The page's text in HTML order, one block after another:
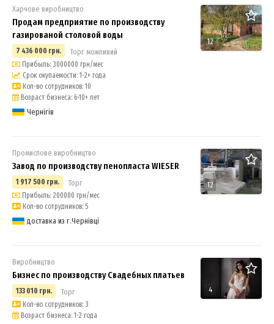
12
Харчове виробництво
Продам предприятие по производству
газированой столовой воды
7 436 000 грн. Торг можливий
Прибыль: 3000000 грн/мес
Срок окупаемости: 1-2+ года
Кол-во сотрудников: 10
Возраст бизнеса: 6-10+ лет
Чернігів
12
Промислове виробництво
Завод по производству пенопласта WIESER
1 917 500 грн. Торг
Прибыль: 200000 грн/мес
Кол-во сотрудников: 5
доставка из г.Чернівці
4
Виробництво
Бизнес по производству Свадебных платьев
133 010 грн. Торг
Кол-во сотрудников: 3
Возраст бизнеса: 1-2 года